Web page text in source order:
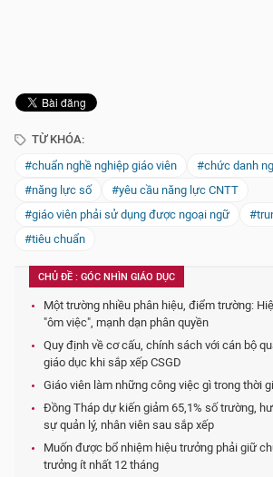
TỪ KHÓA:
#chuẩn nghề nghiệp giáo viên
#chức danh
#năng lực số
#yêu cầu năng lực CNTT
#giáo viên phải sử dụng được ngoại ngữ
#tiêu chuẩn
CHỦ ĐỀ : GÓC NHÌN GIÁO DỤC
Một trường nhiều phân hiệu, điểm trường:
"ôm việc", mạnh dạn phân quyền
Quy định về cơ cấu, chính sách với cán bộ
giáo dục khi sắp xếp CSGD
Giáo viên làm những công việc gì trong thời
Đồng Tháp dự kiến giảm 65,1% số trường,
sự quản lý, nhân viên sau sắp xếp
Muốn được bổ nhiệm hiệu trưởng phải giữ
trưởng ít nhất 12 tháng